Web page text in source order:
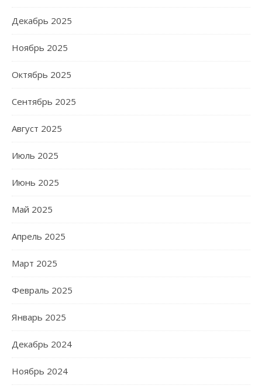
Декабрь 2025
Ноябрь 2025
Октябрь 2025
Сентябрь 2025
Август 2025
Июль 2025
Июнь 2025
Май 2025
Апрель 2025
Март 2025
Февраль 2025
Январь 2025
Декабрь 2024
Ноябрь 2024